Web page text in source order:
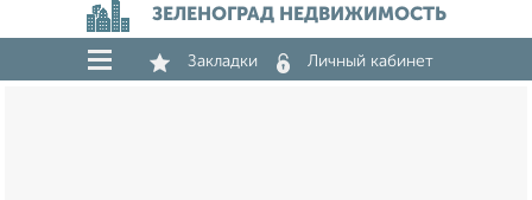
ЗЕЛЕНОГРАД НЕДВИЖИМОСТЬ
Закладки Личный кабинет